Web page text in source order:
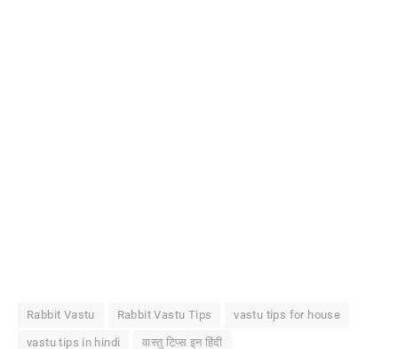
Rabbit Vastu Rabbit Vastu Tips vastu tips for house
vastu tips in hindi वास्तु टिप्स इन हिंदी